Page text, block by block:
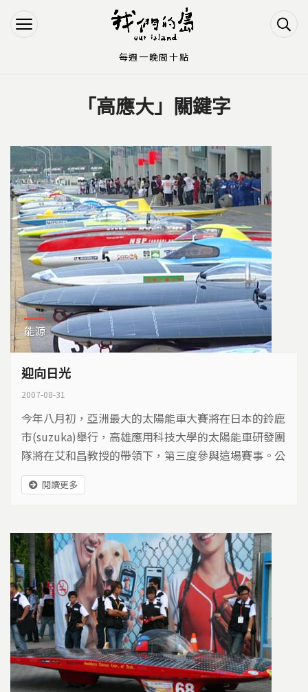
Jump to Navigation
Jump to Main content
「高應大」關鍵字
能源
迎向日光
2007-08-31
今年八月初，亞洲最大的太陽能車大賽將在日本的鈴鹿
市(suzuka)舉行，高雄應用科技大學的太陽能車研發團
隊將在艾和昌教授的帶領下，第三度參與這場賽事。公
視我們的島團隊隨團紀錄台灣太陽能車隊在日本的傑出
表現，並採訪到日本第一名的Ashia太陽能車隊，看看
重重關卡。
閱讀更多
每週一晚間十點